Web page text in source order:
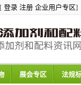
登录 注册 企业用户专区]
展会专区 法规